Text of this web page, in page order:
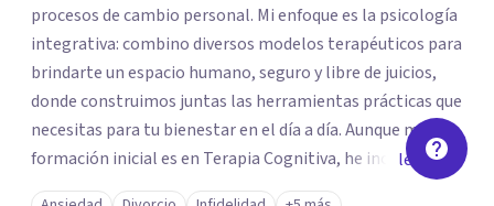
procesos de cambio personal. Mi enfoque es la psicología
integrativa: combino diversos modelos terapéuticos para
brindarte un espacio humano, seguro y libre de juicios,
donde construimos juntas las herramientas prácticas que
necesitas para tu bienestar en el día a día. Aunque mi
formación inicial es en Terapia Cognitiva, he incorporado
enfoques como el Mindfulness y la Terapia de Aceptación
leer más